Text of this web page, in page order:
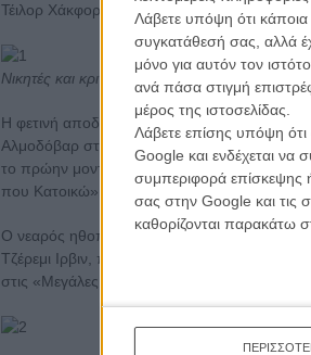
Λάβετε υπόψη ότι
συγκατάθεσή σας, αλλά
μόνο για αυτόν τον
ανά πάσα στιγμή
μέρος της ιστοσελίδας.
Λάβετε επίσης υπόψη ότι
Google και ενδέχεται να
συμπεριφορά επίσκεψης
σας στην Google και τις
καθορίζονται παρακάτω
Τέιλορ Χάκφορντ και ο σκηνοθέτης και
Νικητές και κριτική επιτροπή επί σκηνής
Η φετινή αποδέκτης του βραβείου είναι η
Αλμοδόβαρ στα «Δεν Κρατιέμαι» και «Το
το πρώην μοντέλο και νυν ηθοποιός
που Κατοικώ», αποσπώντας υποψηφιότητα
Ο νεαρός ηθοποιός που επίσης παρέλαβε
Τζέρεμι Ιρβιν, πρωταγωνιστής του Στίβεν
στις «Μεγάλες Προσδοκίες» του Μάικ Νιούελ.